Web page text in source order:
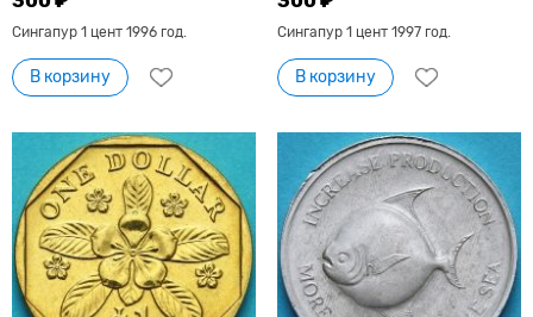
Сингапур 1 цент 1996 год.
В корзину
Сингапур 1 цент 1997 год.
В корзину